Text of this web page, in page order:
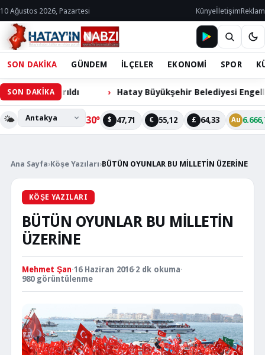
10 Ağustos 2026, Pazartesi KünyeİletişimReklam
SON DAKİKA GÜNDEM İLÇELER EKONOMİ SPOR
SON DAKİKA Hatay Büyükşehir Belediyesi Engelli
🌤️ 30° $ 47,71 € 55,12 £ 64,33 Au
Ana Sayfa›Köşe Yazıları›BÜTÜN OYUNLAR BU MİLLETİN ÜZERİNE
KÖŞE YAZILARI
BÜTÜN OYUNLAR BU MİLLETİN
ÜZERİNE
Mehmet Şan·16 Haziran 2016·2 dk okuma·
980 görüntülenme